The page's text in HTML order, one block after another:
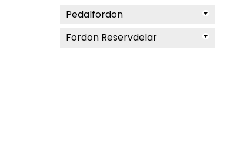
Pedalfordon
Fordon Reservdelar